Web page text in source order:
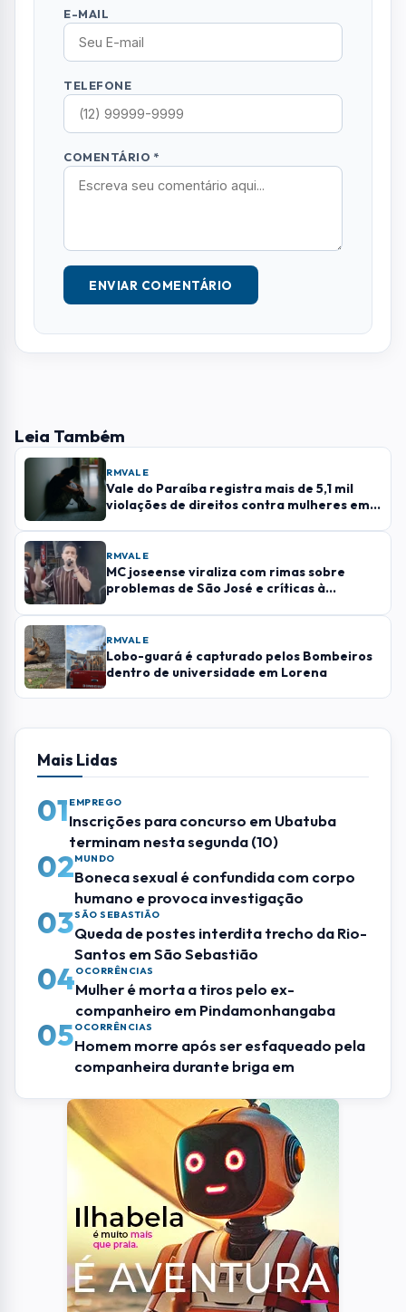
E-MAIL
TELEFONE
COMENTÁRIO *
ENVIAR COMENTÁRIO
Leia Também
RMVALE
Vale do Paraíba registra mais de 5,1 mil
violações de direitos contra mulheres em
RMVALE
MC joseense viraliza com rimas sobre
problemas de São José e críticas à
RMVALE
Lobo-guará é capturado pelos Bombeiros
dentro de universidade em Lorena
Mais Lidas
01 EMPREGO
Inscrições para concurso em Ubatuba
terminam nesta segunda (10)
02MUNDO
Boneca sexual é confundida com corpo
humano e provoca investigação
03SÃO SEBASTIÃO
Queda de postes interdita trecho da Rio-
Santos em São Sebastião
04OCORRÊNCIAS
Mulher é morta a tiros pelo ex-
companheiro em Pindamonhangaba
05OCORRÊNCIAS
Homem morre após ser esfaqueado pela
companheira durante briga em